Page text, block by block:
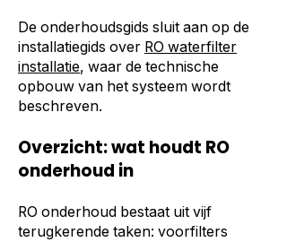
De onderhoudsgids sluit aan op de
installatiegids over RO waterfilter
installatie, waar de technische
opbouw van het systeem wordt
beschreven.
Overzicht: wat houdt RO
onderhoud in
RO onderhoud bestaat uit vijf
terugkerende taken: voorfilters